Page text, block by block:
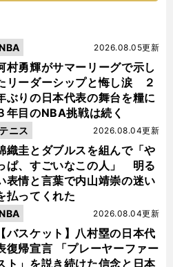
村勇輝がサマーリーグで示し
リーダーシップと悔し涙 ２
ぶりの日本代表の舞台を糧に
年目のNBA挑戦は続く
2026.08.05更新
NBA
織圭とダブルスを組んで「や
ぱ、すごいなこの人」 明る
表情と言葉で内山靖崇の迷い
払ってくれた
2026.08.04更新
テニス
【バスケット】八村塁の日本代
復帰宣言 「プレーヤーファー
ト」を説き続けた信念と日本
2026.08.04更新
NBA